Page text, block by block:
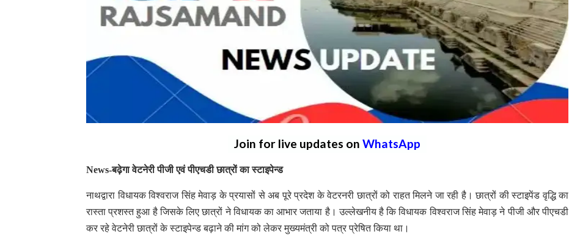
Join for live updates on WhatsApp
News-बढ़ेगा वेटनेरी पीजी एवं पीएचडी छात्रों का स्टाइपेन्ड
नाथद्वारा विधायक विश्वराज सिंह मेवाड़ के प्रयासों से अब पूरे प्रदेश के वेटरनरी छात्रों को राहत मिलने जा रही है। छात्रों की स्टाइपेंड वृद्धि का
रास्ता प्रशस्त हुआ है जिसके लिए छात्रों ने विधायक का आभार जताया है। उल्लेखनीय है कि विधायक विश्वराज सिंह मेवाड़ ने पीजी और पीएचडी
कर रहे वेटनेरी छात्रों के स्टाइपेन्ड बढ़ाने की मांग को लेकर मुख्यमंत्री को पत्र प्रेषित किया था।